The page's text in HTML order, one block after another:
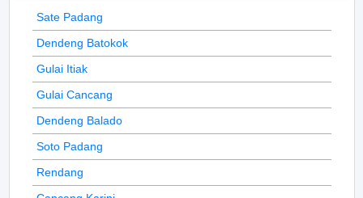
Sate Padang
Dendeng Batokok
Gulai Itiak
Gulai Cancang
Dendeng Balado
Soto Padang
Rendang